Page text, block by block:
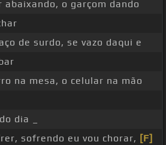
abaixando, o garçom dando
de surdo, se vazo daqui e
na mesa, o celular na mão
dia _
sofrendo eu vou chorar, [F]